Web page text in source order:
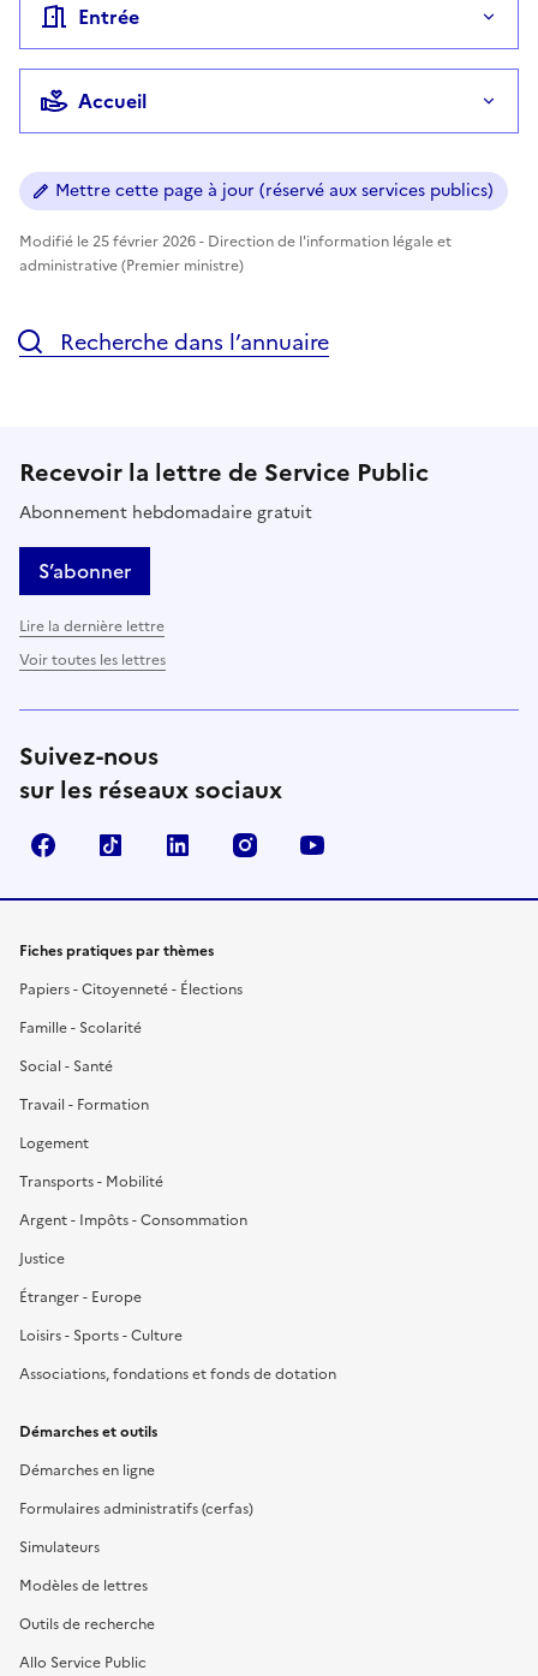
Entrée
Accueil
Mettre cette page à jour (réservé aux services publics)
Modifié le 25 février 2026 - Direction de l'information légale et
administrative (Premier ministre)
Recherche dans l’annuaire
Recevoir la lettre de Service Public
Abonnement hebdomadaire gratuit
S’abonner
Lire la dernière lettre
Voir toutes les lettres
Suivez-nous
sur les réseaux sociaux
FacebookTikTok LinkedIn Instagram
Fiches pratiques par thèmes
Papiers - Citoyenneté - Élections
Famille - Scolarité
Social - Santé
Travail - Formation
Logement
Transports - Mobilité
Argent - Impôts - Consommation
Justice
Étranger - Europe
Loisirs - Sports - Culture
Associations, fondations et fonds de dotation
Démarches et outils
Démarches en ligne
Formulaires administratifs (cerfas)
Simulateurs
Modèles de lettres
Outils de recherche
Allo Service Public